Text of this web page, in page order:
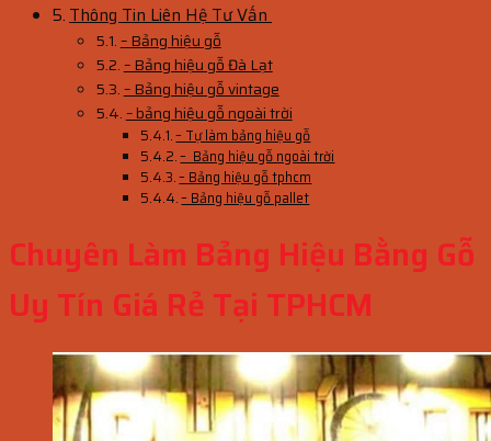
Thông Tin Liên Hệ Tư Vấn
– Bảng hiệu gỗ
– Bảng hiệu gỗ Đà Lạt
– Bảng hiệu gỗ vintage
– bảng hiệu gỗ ngoài trời
– Tự làm bảng hiệu gỗ
– Bảng hiệu gỗ ngoài trời
– Bảng hiệu gỗ tphcm
– Bảng hiệu gỗ pallet
Chuyên Làm Bảng Hiệu Bằng Gỗ
Uy Tín Giá Rẻ Tại TPHCM